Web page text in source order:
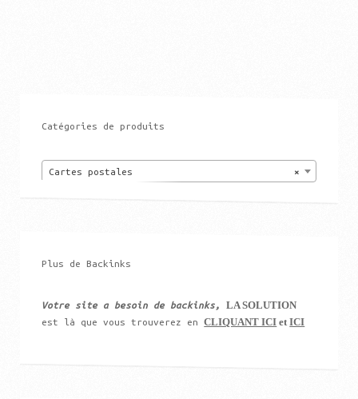
Catégories de produits
×
Cartes postales
Plus de Backinks
Votre site a besoin de backinks, LA SOLUTION
est là que vous trouverez enCLIQUANT ICI et ICI